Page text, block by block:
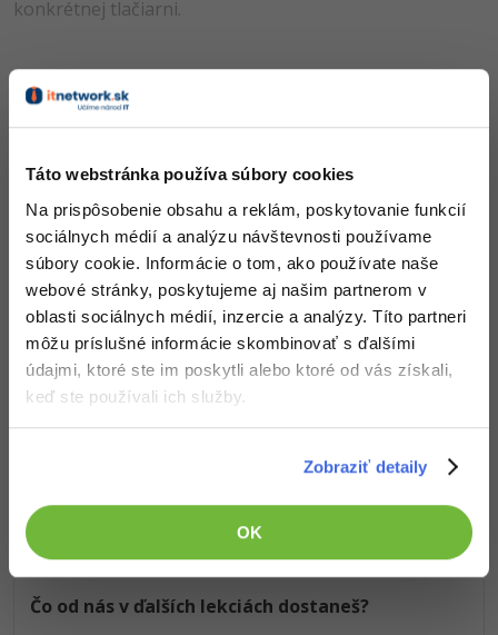
Táto webstránka používa súbory cookies
Na prispôsobenie obsahu a reklám, poskytovanie funkcií
sociálnych médií a analýzu návštevnosti používame
súbory cookie. Informácie o tom, ako používate naše
webové stránky, poskytujeme aj našim partnerom v
oblasti sociálnych médií, inzercie a analýzy. Títo partneri
môžu príslušné informácie skombinovať s ďalšími
údajmi, ktoré ste im poskytli alebo ktoré od vás získali,
keď ste používali ich služby.
Zobraziť detaily
OK
konkrétnej tlačiarni.
Pokračuj ďalej
Kúpiť PRO verziu kurzu
Vedomosti v hodnote stoviek tisíc získaš za pár eur
Došiel si až sem a to je super! Veríme, že ti prvé lekcie
ukázali niečo nového a užitočného.
Chceš v kurze pokračovať? Prejdi doprémiové sekcie.
so
Čo od nás v ďalších lekciách dostaneš?